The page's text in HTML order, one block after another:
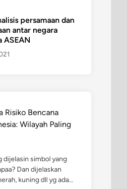
persamaan dan
antar negara
ASEAN
Risiko Bencana
Wilayah Paling
dijelasin simbol yang
Dan dijelaskan
kuning dll yg ada…